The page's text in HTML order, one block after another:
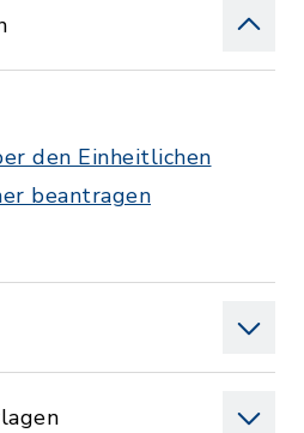
den Einheitlichen
beantragen